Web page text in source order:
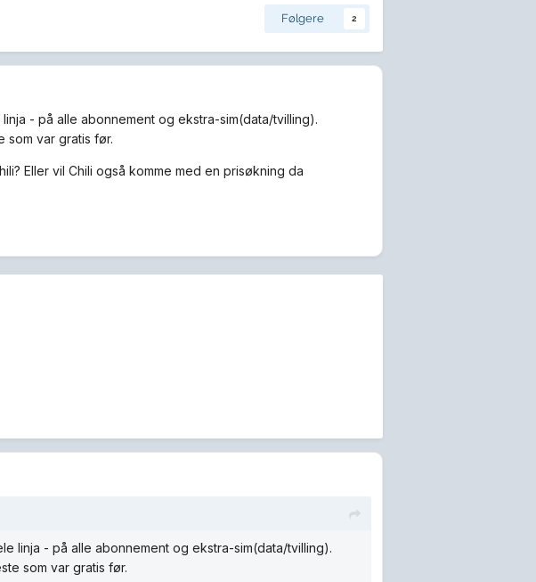
Følgere 2
- på alle abonnement og ekstra-sim(data/tvilling).
som var gratis før.
Eller vil Chili også komme med en prisøkning da
linja - på alle abonnement og ekstra-sim(data/tvilling).
som var gratis før.